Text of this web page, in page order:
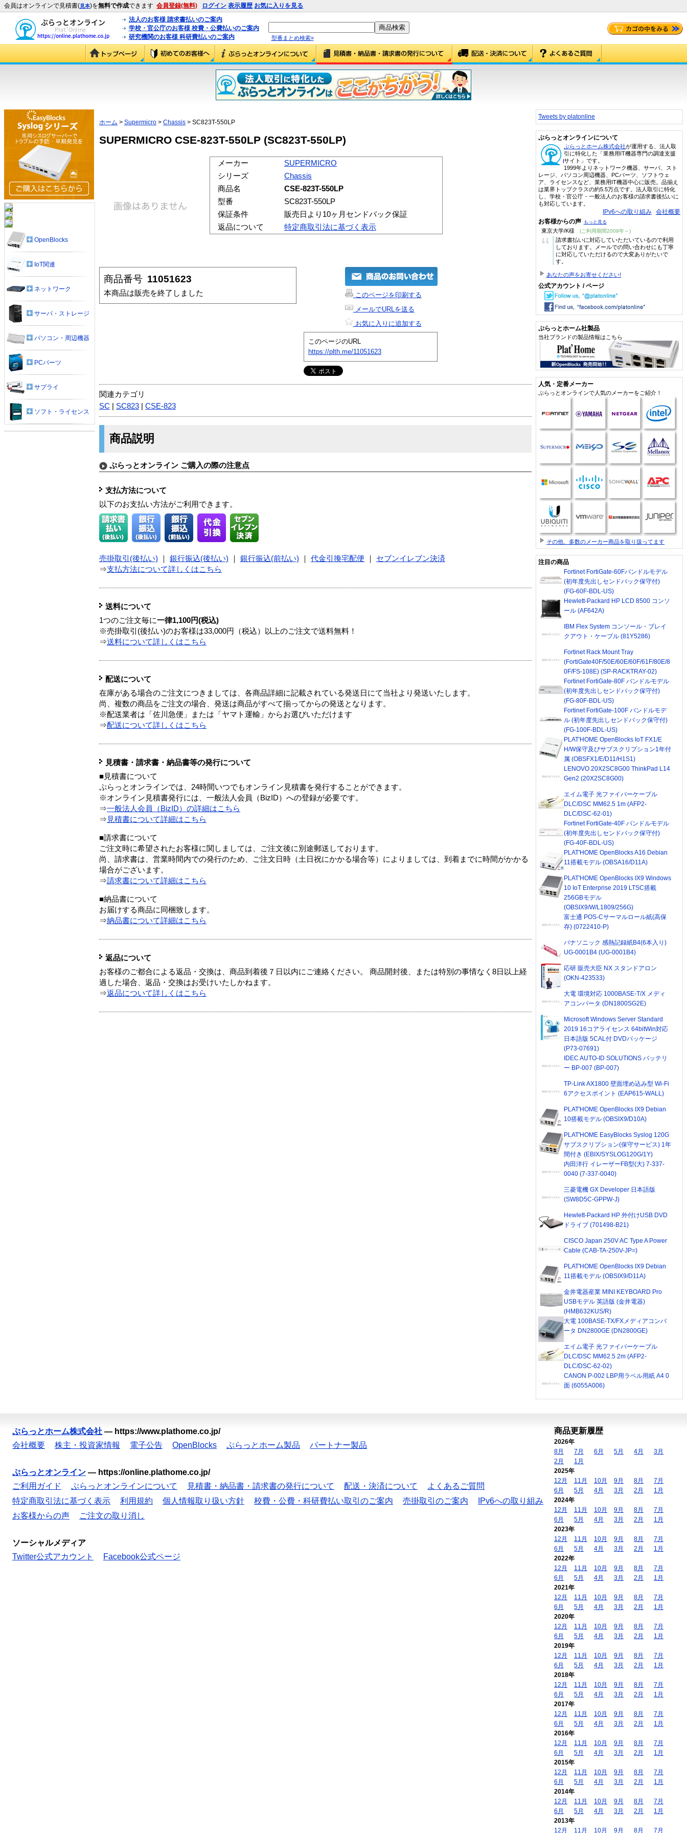
会員はオンラインで見積書(見本)を無料で作成できます 会員登録(無料) ログイン 表示履歴 お気に入りを見る
法人のお客様 請求書払いのご案内
学校・官公庁のお客様 校費・公費払いのご案内
研究機関のお客様 科研費払いのご案内
型番まとめ検索»
ホーム > Supermicro > Chassis > SC823T-550LP
SUPERMICRO CSE-823T-550LP (SC823T-550LP)
メーカー
SUPERMICRO
シリーズ
Chassis
商品名
CSE-823T-550LP
型番
SC823T-550LP
保証条件
販売日より10ヶ月センドバック保証
返品について
特定商取引法に基づく表示
商品番号 11051623
本商品は販売を終了しました
このページを印刷する
メールでURLを送る
お気に入りに追加する
このページのURL
https://plth.me/11051623
関連カテゴリ
SC
SC823 CSE-823
商品説明
ぷらっとオンライン ご購入の際の注意点
支払方法について
以下のお支払い方法がご利用できます。
売掛取引(後払い) 銀行振込(後払い) 銀行振込(前払い) 代金引換宅配便
セブンイレブン決済
⇒支払方法について詳しくはこちら
送料について
1つのご注文毎に一律1,100円(税込)
※売掛取引(後払い)のお客様は33,000円（税込）以上のご注文で送料無料！
⇒送料について詳しくはこちら
配送について
在庫がある場合のご注文につきましては、各商品詳細に記載されている発送日にて当社より発送いたします。
尚、複数の商品をご注文の場合、発送は商品がすべて揃ってからの発送となります。
※配送業者は「佐川急便」または「ヤマト運輸」からお選びいただけます
⇒配送について詳しくはこちら
見積書・請求書・納品書等の発行について
■見積書について
ぷらっとオンラインでは、24時間いつでもオンライン見積書を発行することができます。
※オンライン見積書発行には、一般法人会員（BizID）への登録が必要です。
⇒一般法人会員（BizID）の詳細はこちら
⇒ 見積書について詳細はこちら
■請求書について
ご注文時に希望されたお客様に関しましては、ご注文後に別途郵送しております。
尚、請求書は、営業時間内での発行のため、ご注文日時（土日祝にかかる場合等）によりましては、到着までに時間がかかる
場合がございます。
⇒請求書について詳細はこちら
■納品書について
お届けする商品に同梱致します。
⇒納品書について詳細はこちら
返品について
お客様のご都合による返品・交換は、商品到着後７日以内にご連絡ください。 商品開封後、または特別の事情なく8日以上経
過した場合、返品・交換はお受けいたしかねます。
⇒返品について詳しくはこちら
OpenBlocks
IoT関連
ネットワーク
サーバ・ストレージ
パソコン・周辺機器
PCパーツ
サプライ
ソフト・ライセンス
Tweets by platonline
ぷらっとオンラインについて
ぷらっとホーム株式会社が運用する、法人取
引に特化した「業務用IT機器専門の調達支援
サイト」です。
1999年よりネットワーク機器、サーバ、スト
レージ、パソコン周辺機器、PCパーツ、ソフトウェ
ア、ライセンスなど、業務用IT機器中心に販売。品揃え
は業界トップクラスの約5.5万点です。法人取引に特化
し、学校・官公庁・一般法人のお客様の請求書後払いに
も対応しています。
IPv6への取り組み 会社概要
お客様からの声 もっと見る
東京大学/K様 (ご利用期間2009年～)
“
請求書払いに対応していただいているので利用
しております。メールでの問い合わせにも丁寧
に対応していただけるので大変ありがたいで
す。
あなたの声をお寄せください!
公式アカウント / ページ
ぷらっとホーム社製品
当社ブランドの製品情報はこちら
人気・定番メーカー
ぷらっとオンラインで人気のメーカーをご紹介！
その他、多数のメーカー商品を取り扱ってます
注目の商品
Fortinet FortiGate-60Fバンドルモデル
(初年度先出しセンドバック保守付)
(FG-60F-BDL-US)
Hewlett-Packard HP LCD 8500 コンソ
ール (AF642A)
IBM Flex System コンソール・ブレイ
クアウト・ケーブル (81Y5286)
Fortinet Rack Mount Tray
(FortiGate40F/50E/60E/60F/61F/80E/8
0F/FS-108E) (SP-RACKTRAY-02)
Fortinet FortiGate-80F バンドルモデル
(初年度先出しセンドバック保守付)
(FG-80F-BDL-US)
Fortinet FortiGate-100F バンドルモデ
ル (初年度先出しセンドバック保守付)
(FG-100F-BDL-US)
PLAT'HOME OpenBlocks IoT FX1/E
H/W保守及びサブスクリプション1年付
属 (OBSFX1/E/D11/H1S1)
LENOVO 20X2SC8G00 ThinkPad L14
Gen2 (20X2SC8G00)
エイム電子 光ファイバーケーブル
DLC/DSC MM62.5 1m (AFP2-
DLC/DSC-62-01)
Fortinet FortiGate-40F バンドルモデル
(初年度先出しセンドバック保守付)
(FG-40F-BDL-US)
PLAT'HOME OpenBlocks A16 Debian
11搭載モデル (OBSA16/D11A)
PLAT'HOME OpenBlocks IX9 Windows
10 IoT Enterprise 2019 LTSC搭載
256GBモデル
(OBSIX9/W/L1809/256G)
富士通 POS-Cサーマルロール紙(高保
存) (0722410-P)
パナソニック 感熱記録紙B4(6本入り)
UG-0001B4 (UG-0001B4)
応研 販売大臣 NX スタンドアロン
(OKN-423533)
大電 環境対応 1000BASE-T/X メディ
アコンバータ (DN1800SG2E)
Microsoft Windows Server Standard
2019 16コアライセンス 64bitWin対応
日本語版 5CAL付 DVDパッケージ
(P73-07691)
IDEC AUTO-ID SOLUTIONS バッテリ
ー BP-007 (BP-007)
TP-Link AX1800 壁面埋め込み型 Wi-Fi
6アクセスポイント (EAP615-WALL)
PLAT'HOME OpenBlocks IX9 Debian
10搭載モデル (OBSIX9/D10A)
PLAT'HOME EasyBlocks Syslog 120G
サブスクリプション(保守サービス) 1年
間付き (EBIX/SYSLOG120G/1Y)
内田洋行 イレーザーFB型(大) 7-337-
0040 (7-337-0040)
三菱電機 GX Developer 日本語版
(SW8D5C-GPPW-J)
Hewlett-Packard HP 外付けUSB DVD
ドライブ (701498-B21)
CISCO Japan 250V AC Type A Power
Cable (CAB-TA-250V-JP=)
PLAT'HOME OpenBlocks IX9 Debian
11搭載モデル (OBSIX9/D11A)
金井電器産業 MINI KEYBOARD Pro
USBモデル 英語版 (金井電器)
(HMB632KUS/R)
大電 100BASE-TX/FXメディアコンバ
ータ DN2800GE (DN2800GE)
エイム電子 光ファイバーケーブル
DLC/DSC MM62.5 2m (AFP2-
DLC/DSC-62-02)
CANON P-002 LBP用ラベル用紙 A4 0
面 (6055A006)
ぷらっとホーム株式会社 — https://www.plathome.co.jp/
会社概要
株主・投資家情報 電子公告 OpenBlocks ぷらっとホーム製品 パートナー製品
ぷらっとオンライン — https://online.plathome.co.jp/
ご利用ガイド
ぷらっとオンラインについて 見積書・納品書・請求書の発行について 配送・決済について
よくあるご質問
特定商取引法に基づく表示
利用規約 個人情報取り扱い方針 校費・公費・科研費払い取引のご案内 売掛取引のご案内
IPv6への取り組み
お客様からの声
ご注文の取り消し
ソーシャルメディア
Twitter公式アカウント
Facebook公式ページ
商品更新履歴
2026年
8月
7月 6月 5月 4月
3月
2月
1月
2025年
12月
11月 10月 9月 8月
7月
6月
5月 4月 3月 2月
1月
2024年
12月
11月 10月 9月 8月
7月
6月
5月 4月 3月 2月
1月
2023年
12月
11月 10月 9月 8月
7月
6月
5月 4月 3月 2月
1月
2022年
12月
11月 10月 9月 8月
7月
6月
5月 4月 3月 2月
1月
2021年
12月
11月 10月 9月 8月
7月
6月
5月 4月 3月 2月
1月
2020年
12月
11月 10月 9月 8月
7月
6月
5月 4月 3月 2月
1月
2019年
12月
11月 10月 9月 8月
7月
6月
5月 4月 3月 2月
1月
2018年
12月
11月 10月 9月 8月
7月
6月
5月 4月 3月 2月
1月
2017年
12月
11月 10月 9月 8月
7月
6月
5月 4月 3月 2月
1月
2016年
12月
11月 10月 9月 8月
7月
6月
5月 4月 3月 2月
1月
2015年
12月
11月 10月 9月 8月
7月
6月
5月 4月 3月 2月
1月
2014年
12月
11月 10月 9月 8月
7月
6月
5月 4月 3月 2月
1月
2013年
12月
11月 10月 9月 8月 7月